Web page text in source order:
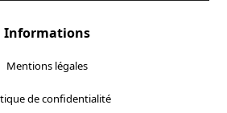
Informations
Mentions légales
de confidentialité